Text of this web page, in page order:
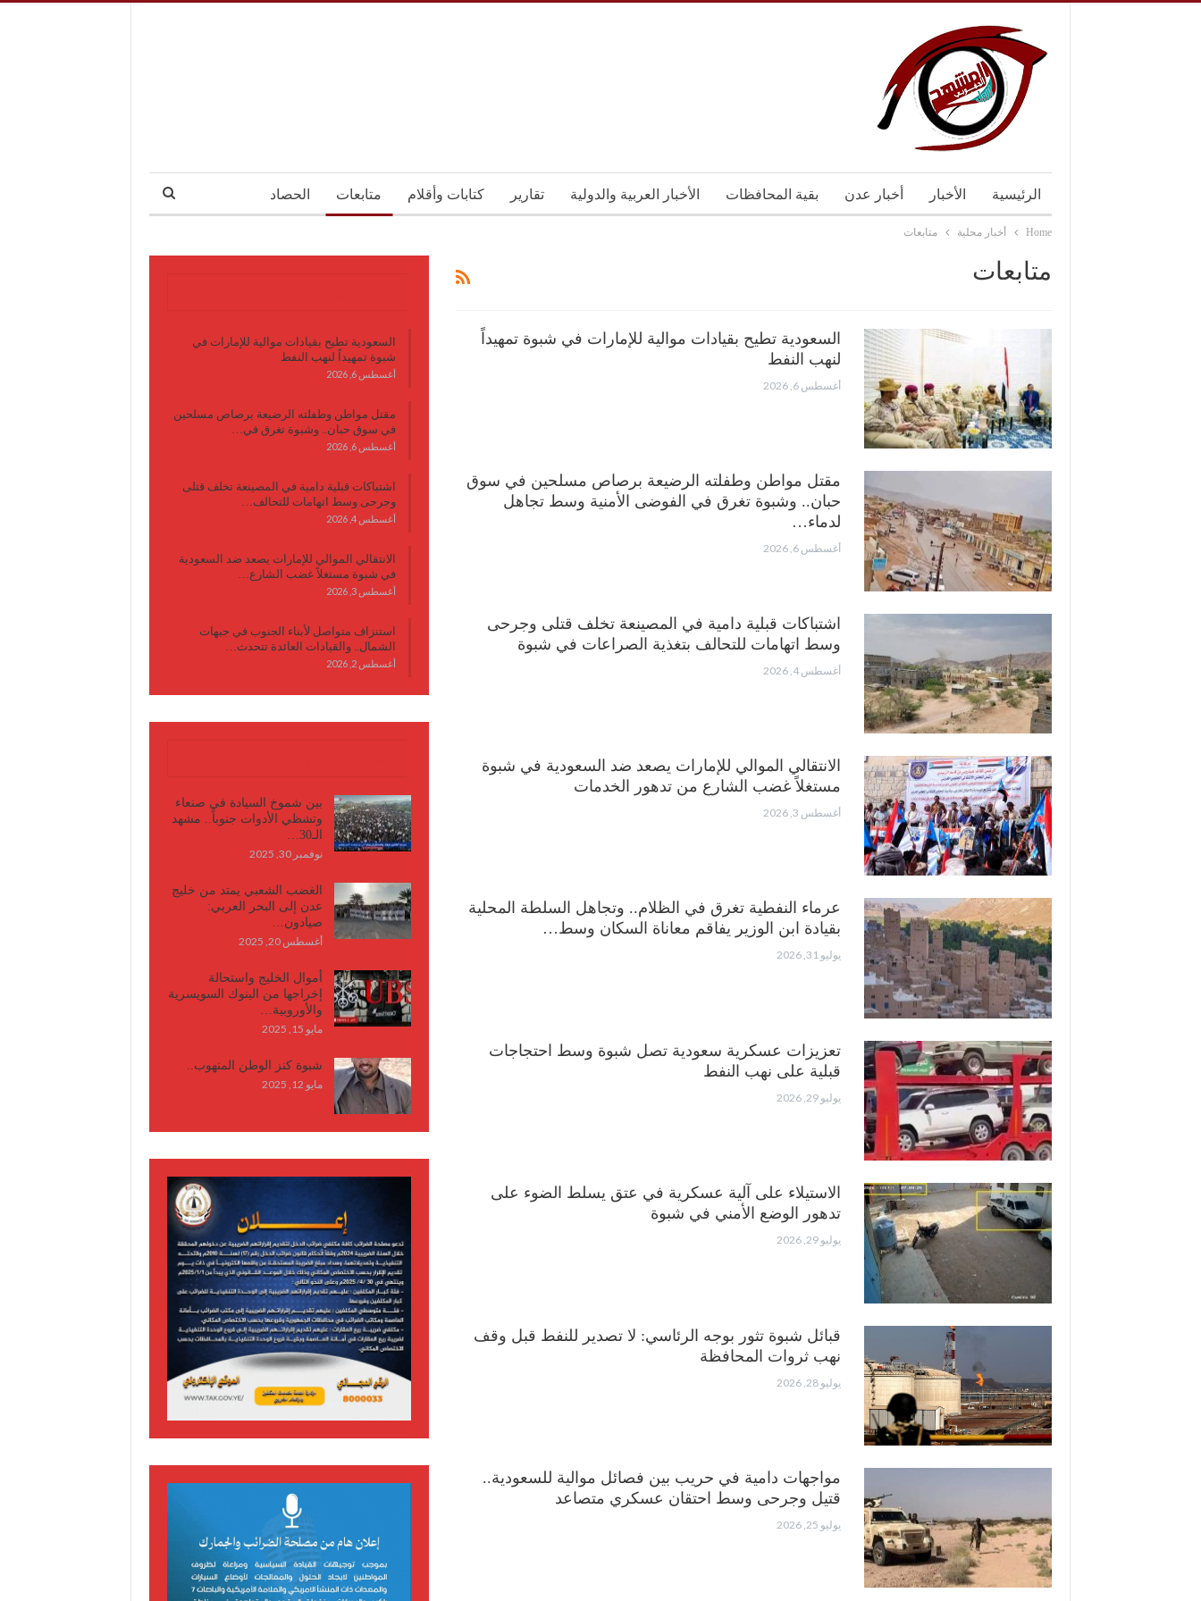
الرئيسية الأخبار أخبار عدن بقية المحافظات الأخبار العربية والدولية تقارير كتابات وأقلام متابعات الحصاد
Home أخبار محلية متابعات
متابعات
السعودية تطيح بقيادات موالية للإمارات في شبوة تمهيداً
لنهب النفط
أغسطس 6, 2026
مقتل مواطن وطفلته الرضيعة برصاص مسلحين في سوق
حبان.. وشبوة تغرق في الفوضى الأمنية وسط تجاهل
لدماء…
أغسطس 6, 2026
اشتباكات قبلية دامية في المصينعة تخلف قتلى وجرحى
وسط اتهامات للتحالف بتغذية الصراعات في شبوة
أغسطس 4, 2026
الانتقالي الموالي للإمارات يصعد ضد السعودية في شبوة
مستغلاً غضب الشارع من تدهور الخدمات
أغسطس 3, 2026
عرماء النفطية تغرق في الظلام.. وتجاهل السلطة المحلية
بقيادة ابن الوزير يفاقم معاناة السكان وسط…
يوليو 31, 2026
تعزيزات عسكرية سعودية تصل شبوة وسط احتجاجات
قبلية على نهب النفط
يوليو 29, 2026
الاستيلاء على آلية عسكرية في عتق يسلط الضوء على
تدهور الوضع الأمني في شبوة
يوليو 29, 2026
قبائل شبوة تثور بوجه الرئاسي: لا تصدير للنفط قبل وقف
نهب ثروات المحافظة
يوليو 28, 2026
مواجهات دامية في حريب بين فصائل موالية للسعودية..
قتيل وجرحى وسط احتقان عسكري متصاعد
يوليو 25, 2026
السعودية تطيح بقيادات موالية للإمارات في
شبوة تمهيداً لنهب النفط
أغسطس 6, 2026
مقتل مواطن وطفلته الرضيعة برصاص مسلحين
في سوق حبان.. وشبوة تغرق في…
أغسطس 6, 2026
اشتباكات قبلية دامية في المصينعة تخلف قتلى
وجرحى وسط اتهامات للتحالف…
أغسطس 4, 2026
الانتقالي الموالي للإمارات يصعد ضد السعودية
في شبوة مستغلاً غضب الشارع…
أغسطس 3, 2026
استنزاف متواصل لأبناء الجنوب في جبهات
الشمال.. والقيادات العائدة تتحدث…
أغسطس 2, 2026
بين شموخ السيادة في صنعاء
وتشظي الأدوات جنوباً.. مشهد
الـ30…
نوفمبر 30, 2025
الغضب الشعبي يمتد من خليج
عدن إلى البحر العربي:
صيادون…
أغسطس 20, 2025
أموال الخليج واستحالة
إخراجها من البنوك السويسرية
والأوروبية…
مايو 15, 2025
شبوة كنز الوطن المنهوب..
مايو 12, 2025